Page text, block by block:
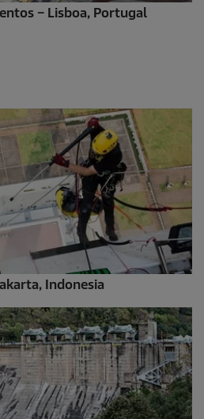
– Lisboa, Portugal
Indonesia